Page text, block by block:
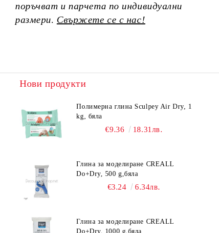
поръчват и парчета по индивидуални
размери. Свържете се с нас!
Нови продукти
Полимерна глина Sculpey Air Dry, 1
kg, бяла
€9.36 18.31лв.
Глина за моделиране CREALL
Do+Dry, 500 g,бяла
€3.24 6.34лв.
Глина за моделиране CREALL
Do+Dry, 1000 g,бяла